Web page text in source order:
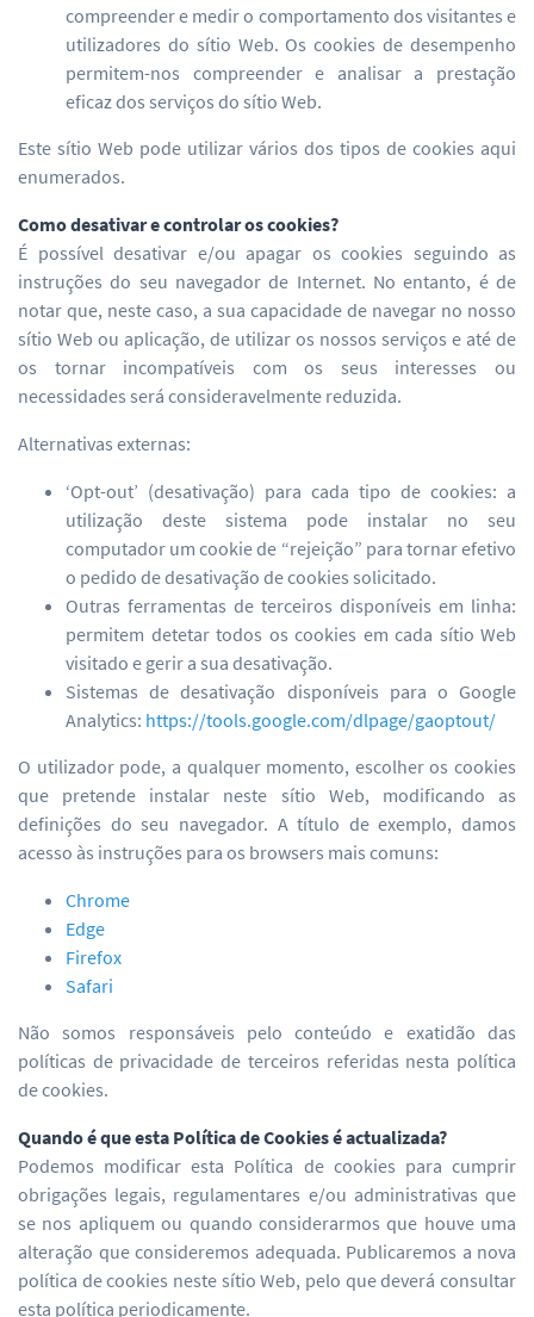
compreender e medir o comportamento dos visitantes e
utilizadores do sítio Web. Os cookies de desempenho
permitem-nos compreender e analisar a prestação
eficaz dos serviços do sítio Web.
Este sítio Web pode utilizar vários dos tipos de cookies aqui
enumerados.
Como desativar e controlar os cookies?
É possível desativar e/ou apagar os cookies seguindo as
instruções do seu navegador de Internet. No entanto, é de
notar que, neste caso, a sua capacidade de navegar no nosso
sítio Web ou aplicação, de utilizar os nossos serviços e até de
os tornar incompatíveis com os seus interesses ou
necessidades será consideravelmente reduzida.
Alternativas externas:
‘Opt-out’ (desativação) para cada tipo de cookies: a
utilização deste sistema pode instalar no seu
computador um cookie de “rejeição” para tornar efetivo
o pedido de desativação de cookies solicitado.
Outras ferramentas de terceiros disponíveis em linha:
permitem detetar todos os cookies em cada sítio Web
visitado e gerir a sua desativação.
Sistemas de desativação disponíveis para o Google
Analytics: https://tools.google.com/dlpage/gaoptout/
O utilizador pode, a qualquer momento, escolher os cookies
que pretende instalar neste sítio Web, modificando as
definições do seu navegador. A título de exemplo, damos
acesso às instruções para os browsers mais comuns:
Chrome
Edge
Firefox
Safari
Não somos responsáveis pelo conteúdo e exatidão das
políticas de privacidade de terceiros referidas nesta política
de cookies.
Quando é que esta Política de Cookies é actualizada?
Podemos modificar esta Política de cookies para cumprir
obrigações legais, regulamentares e/ou administrativas que
se nos apliquem ou quando considerarmos que houve uma
alteração que consideremos adequada. Publicaremos a nova
política de cookies neste sítio Web, pelo que deverá consultar
esta política periodicamente.